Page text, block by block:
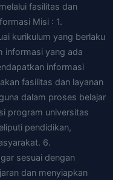
fasilitas dan
Misi : 1.
kurikulum yang berlaku
informasi yang ada
informasi
fasilitas dan layanan
dalam proses belajar
program universitas
pendidikan,
6.
sesuai dengan
dan menyiapkan